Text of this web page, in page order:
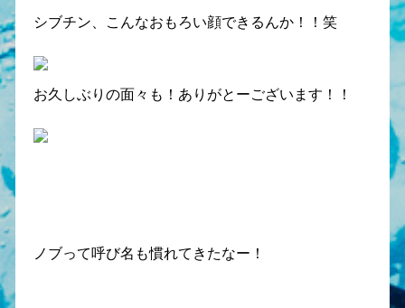
シブチン、こんなおもろい顔できるんか！！笑
お久しぶりの面々も！ありがとーございます！！
ノブって呼び名も慣れてきたなー！